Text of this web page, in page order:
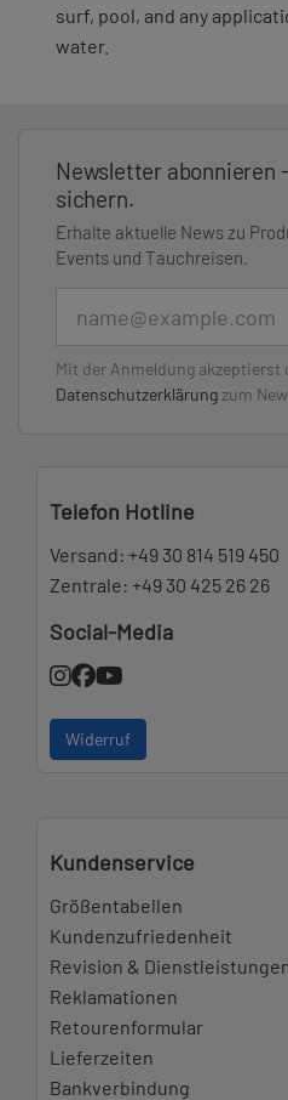
surf, pool, and any
water.
Newsletter abonnieren -
sichern.
Erhalte aktuelle News zu
Events und Tauchreisen.
Mit der Anmeldung akzeptierst
Datenschutzerklärung zum
Telefon Hotline
Versand: +49 30 814 519 450
Zentrale: +49 30 425 26 26
Social-Media
Widerruf
Kundenservice
Größentabellen
Kundenzufriedenheit
Revision &
Reklamationen
Retourenformular
Lieferzeiten
Bankverbindung